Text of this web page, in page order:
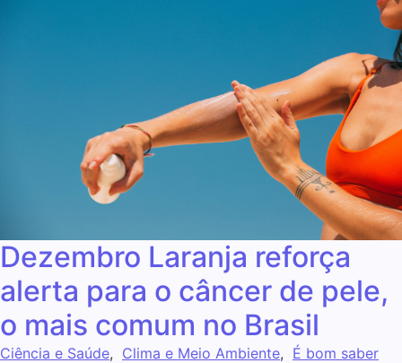
Dezembro Laranja reforça
alerta para o câncer de pele,
o mais comum no Brasil
Ciência e Saúde, Clima e Meio Ambiente, É bom saber